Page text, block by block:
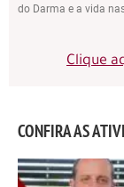
do Darma e a vida
Clique
CONFIRA AS